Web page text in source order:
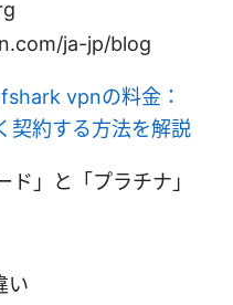
ja-jp/blog
vpnの料金：
契約する方法を解説
」と「プラチナ」
い